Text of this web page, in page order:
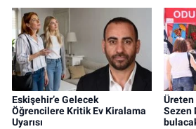
Eskişehir’e Gelecek
Öğrencilere Kritik Ev Kiralama
Uyarısı
Üreten
Sezen